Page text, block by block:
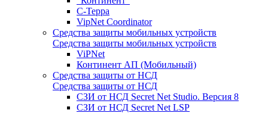
С-Терра
VipNet Coordinator
Средства защиты мобильных устройств
Средства защиты мобильных устройств
ViPNet
Континент АП (Мобильный)
Средства защиты от НСД
Средства защиты от НСД
СЗИ от НСД Secret Net Studio. Версия 8
СЗИ от НСД Secret Net LSP